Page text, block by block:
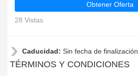
Obtener Oferta
28 Vistas
Caducidad: Sin fecha de finalización
TÉRMINOS Y CONDICIONES